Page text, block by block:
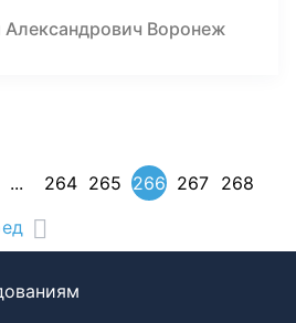
Воронеж
... 264 265 266 267 268